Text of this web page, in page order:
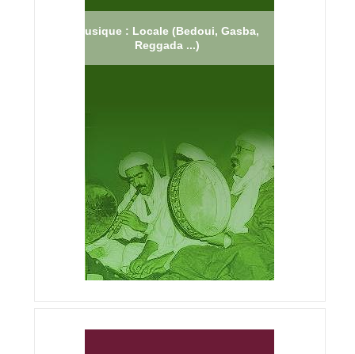
Musique : Locale (Bedoui, Gasba,
Reggada ...)